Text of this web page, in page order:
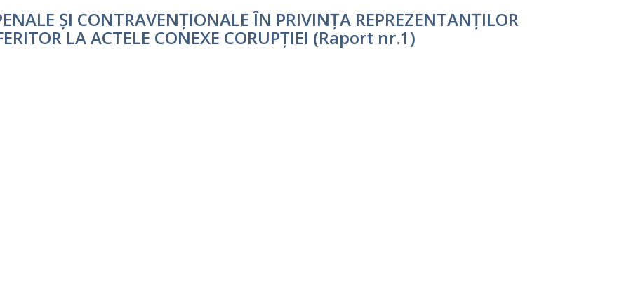
ȘI CONTRAVENȚIONALE ÎN PRIVINȚA REPREZENTANȚILOR
LA ACTELE CONEXE CORUPȚIEI (Raport nr.1)